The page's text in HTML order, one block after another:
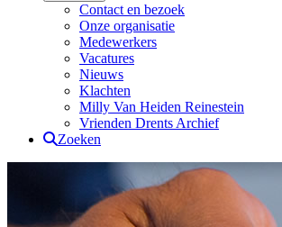
Contact en bezoek
Onze organisatie
Medewerkers
Vacatures
Nieuws
Klachten
Milly Van Heiden Reinestein
Vrienden Drents Archief
Zoeken
Drents Archief